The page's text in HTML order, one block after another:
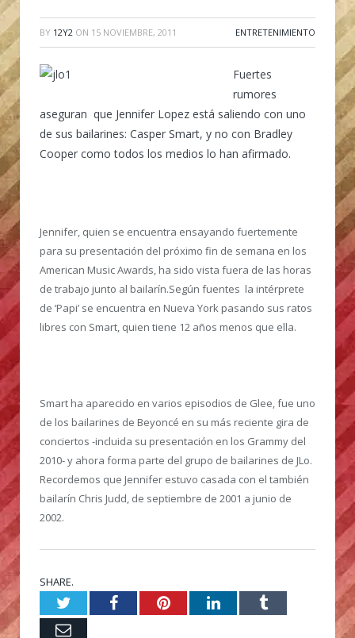
BY 12Y2 ON 15 NOVIEMBRE, 2011 ENTRETENIMIENTO
Fuertes
rumores
aseguran que Jennifer Lopez está saliendo con uno
de sus bailarines: Casper Smart, y no con Bradley
Cooper como todos los medios lo han afirmado.
Jennifer, quien se encuentra ensayando fuertemente
para su presentación del próximo fin de semana en los
American Music Awards, ha sido vista fuera de las horas
de trabajo junto al bailarín.Según fuentes la intérprete
de ‘Papi’ se encuentra en Nueva York pasando sus ratos
libres con Smart, quien tiene 12 años menos que ella.
Smart ha aparecido en varios episodios de Glee, fue uno
de los bailarines de Beyoncé en su más reciente gira de
conciertos -incluida su presentación en los Grammy del
2010- y ahora forma parte del grupo de bailarines de JLo.
Recordemos que Jennifer estuvo casada con el también
bailarín Chris Judd, de septiembre de 2001 a junio de
2002.
SHARE.
TwitterFacebookPinterestLinkedInTumblr
Email